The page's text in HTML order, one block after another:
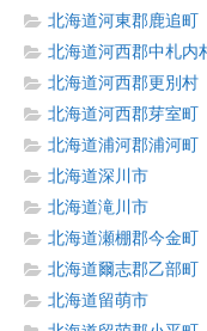
北海道河東郡鹿追町
北海道河西郡中札内
北海道河西郡更別村
北海道河西郡芽室町
北海道浦河郡浦河町
北海道深川市
北海道滝川市
北海道瀬棚郡今金町
北海道爾志郡乙部町
北海道留萌市